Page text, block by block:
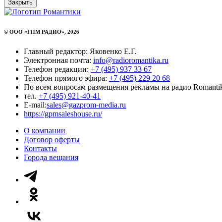
Закрыть
© ООО «ГПМ РАДИО», 2026
Главный редактор: Яковенко Е.Г.
Электронная почта: info@radioromantika.ru
Телефон редакции: +7 (495) 937 33 67
Телефон прямого эфира: +7 (495) 229 20 68
По всем вопросам размещения рекламы на радио
тел. +7 (495) 921-40-41
E-mail:sales@gazprom-media.ru
https://gpmsaleshouse.ru/
О компании
Договор оферты
Контакты
Города вещания